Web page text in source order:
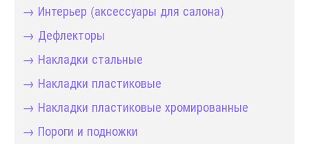
→ Интерьер (аксессуары для салона)
→ Дефлекторы
→ Накладки стальные
→ Накладки пластиковые
→ Накладки пластиковые хромированные
→ Пороги и подножки